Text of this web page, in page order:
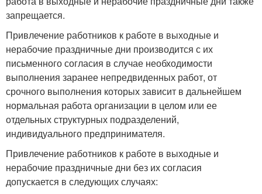
запрещается.
Привлечение работников к работе в выходные и
нерабочие праздничные дни производится с их
письменного согласия в случае необходимости
выполнения заранее непредвиденных работ, от
срочного выполнения которых зависит в дальнейшем
нормальная работа организации в целом или ее
отдельных структурных подразделений,
индивидуального предпринимателя.
Привлечение работников к работе в выходные и
нерабочие праздничные дни без их согласия
допускается в следующих случаях: